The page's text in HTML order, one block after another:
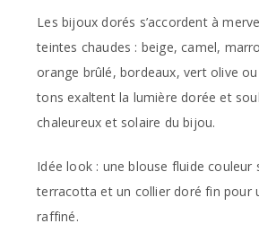
Les bijoux dorés s’accordent à
teintes chaudes : beige, camel,
orange brûlé, bordeaux, vert olive
tons exaltent la lumière dorée et
chaleureux et solaire du bijou.
Idée look : une blouse fluide couleur
terracotta et un collier doré fin pour
raffiné.